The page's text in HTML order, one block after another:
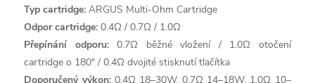
Typ cartridge: ARGUS Multi-Ohm Cartridge
Odpor cartridge: 0.4Ω / 0.7Ω / 1.0Ω
Přepínání odporu:0.7Ω běžné vložení / 1.0Ω otočení
cartridge o 180° / 0.4Ω dvojité stisknutí tlačítka
Doporučený výkon:0.4Ω 18–30W, 0.7Ω 14–18W, 1.0Ω 10–